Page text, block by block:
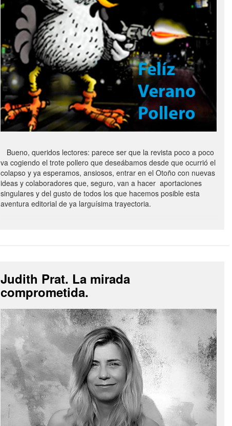
Bueno, queridos lectores: parece ser que la revista poco a poco
va cogiendo el trote pollero que deseábamos desde que ocurrió el
colapso y ya esperamos, ansiosos, entrar en el Otoño con nuevas
ideas y colaboradores que, seguro, van a hacer aportaciones
singulares y del gusto de todos los que hacemos posible esta
aventura editorial de ya larguísima trayectoria.
Judith Prat. La mirada
comprometida.